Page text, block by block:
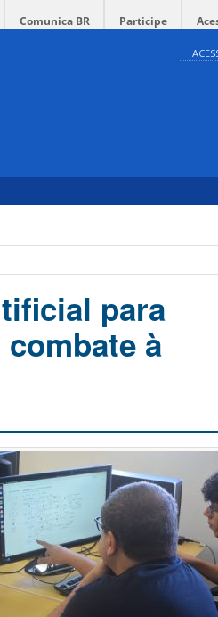
Comunica BR Participe
para
à